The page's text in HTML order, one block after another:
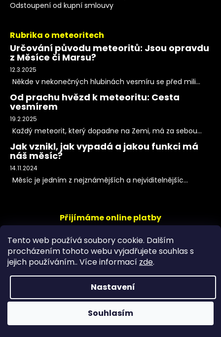
Tento web používá soubory cookie. Dalším
procházením tohoto webu vyjadřujete souhlas s
jejich používáním.. Více informací zde.
Nastavení
Souhlasím
Odstoupení od kupní smlouvy
Rubrika o meteoritech
Určování původu meteoritů: Jsou opravdu
z Měsíce či Marsu?
12.3.2025
Někde v nekonečných hlubinách vesmíru se před mili...
Od prachu hvězd k meteoritu: Cesta
vesmírem
19.2.2025
Každý meteorit, který dopadne na Zemi, má za sebou...
Jak vznikl, jak vypadá a jakou funkci má
náš měsíc?
14.11.2024
Měsíc je jedním z nejznámějších a nejviditelnějšíc...
Přijímáme online platby
Copyright 2026PeltramMinerals. Všechna práva
vyhrazena.